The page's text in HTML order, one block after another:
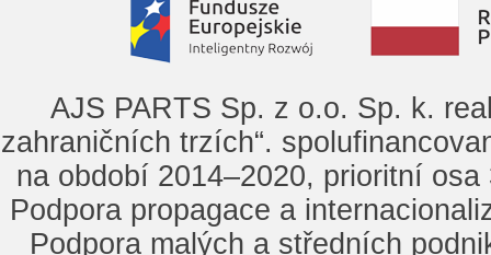
AJS PARTS Sp. z o.o. Sp. k.
zahraničních trzích“.
na období 2014–2020, prioritní
Podpora propagace a
Podpora malých a středních